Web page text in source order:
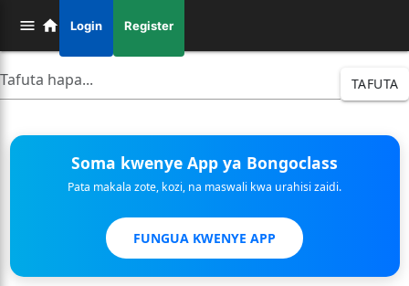
Login Register
TAFUTA
Soma kwenye App ya Bongoclass
Pata makala zote, kozi, na maswali kwa urahisi zaidi.
FUNGUA KWENYE APP